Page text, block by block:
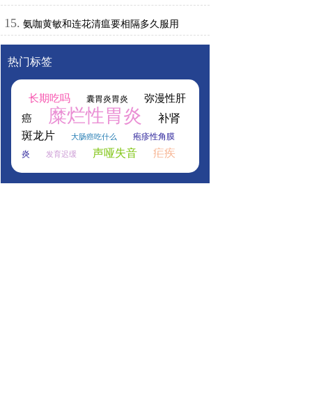
15. 氨咖黄敏和连花清瘟要相隔多久服用
热门标签
长期吃吗 囊胃炎胃炎
弥漫性肝
癌
糜烂性胃炎
补肾
斑龙片
大肠癌吃什么
疱疹性角膜
炎
发育迟缓 声哑失音 疟疾